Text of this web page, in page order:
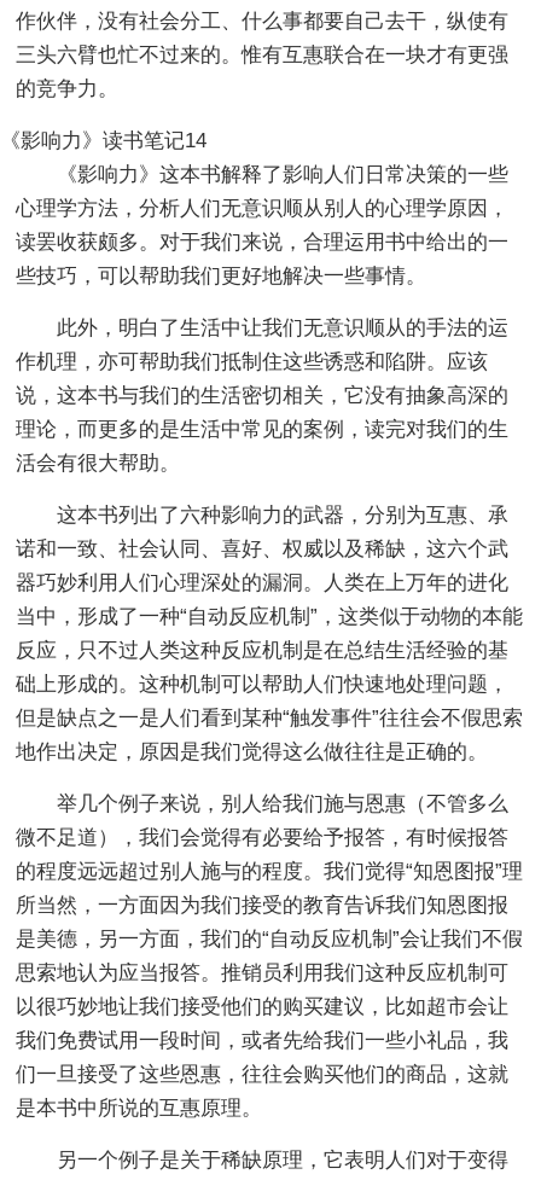
作伙伴，没有社会分工、什么事都要自己去干，纵使有
三头六臂也忙不过来的。惟有互惠联合在一块才有更强
的竞争力。
《影响力》读书笔记14
《影响力》这本书解释了影响人们日常决策的一些
心理学方法，分析人们无意识顺从别人的心理学原因，
读罢收获颇多。对于我们来说，合理运用书中给出的一
些技巧，可以帮助我们更好地解决一些事情。
此外，明白了生活中让我们无意识顺从的手法的运
作机理，亦可帮助我们抵制住这些诱惑和陷阱。应该
说，这本书与我们的生活密切相关，它没有抽象高深的
理论，而更多的是生活中常见的案例，读完对我们的生
活会有很大帮助。
这本书列出了六种影响力的武器，分别为互惠、承
诺和一致、社会认同、喜好、权威以及稀缺，这六个武
器巧妙利用人们心理深处的漏洞。人类在上万年的进化
当中，形成了一种“自动反应机制”，这类似于动物的本能
反应，只不过人类这种反应机制是在总结生活经验的基
础上形成的。这种机制可以帮助人们快速地处理问题，
但是缺点之一是人们看到某种“触发事件”往往会不假思索
地作出决定，原因是我们觉得这么做往往是正确的。
举几个例子来说，别人给我们施与恩惠（不管多么
微不足道），我们会觉得有必要给予报答，有时候报答
的程度远远超过别人施与的程度。我们觉得“知恩图报”理
所当然，一方面因为我们接受的教育告诉我们知恩图报
是美德，另一方面，我们的“自动反应机制”会让我们不假
思索地认为应当报答。推销员利用我们这种反应机制可
以很巧妙地让我们接受他们的购买建议，比如超市会让
我们免费试用一段时间，或者先给我们一些小礼品，我
们一旦接受了这些恩惠，往往会购买他们的商品，这就
是本书中所说的互惠原理。
另一个例子是关于稀缺原理，它表明人们对于变得